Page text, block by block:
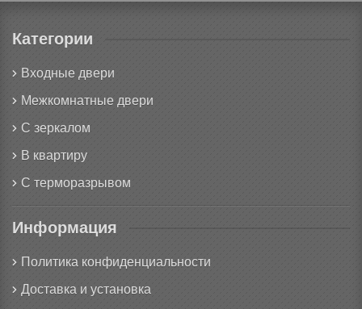
Категории
Входные двери
Межкомнатные двери
С зеркалом
В квартиру
С терморазрывом
Информация
Политика конфиденциальности
Доставка и установка